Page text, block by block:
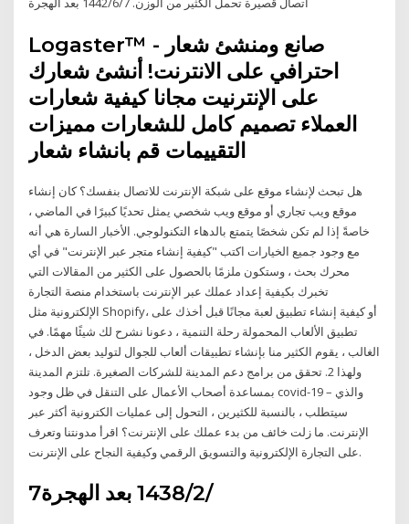
Logaster™ - صانع ومنشئ شعار
احترافي على الانترنت! أنشئ شعارك
على الإنترنيت مجانا كيفية شعارات
العملاء تصميم كامل للشعارات مميزات
التقييمات قم بانشاء شعار
هل تبحث لإنشاء موقع على شبكة الإنترنت للاتصال بنفسك؟ كان إنشاء
موقع ويب تجاري أو موقع ويب شخصي يمثل تحديًا كبيرًا في الماضي ،
خاصةً إذا لم تكن شخصًا يتمتع بالدهاء التكنولوجي. الأخبار السارة هي أنه
مع وجود جميع الخيارات اكتب "كيفية إنشاء متجر عبر الإنترنت" في أي
محرك بحث ، وستكون ملزمًا بالحصول على الكثير من المقالات التي
تخبرك بكيفية إعداد عملك عبر الإنترنت باستخدام منصة التجارة
الإلكترونية مثل Shopify، أو كيفية إنشاء تطبيق لعبة مجانًا قبل أخذك على
تطبيق الألعاب المحمولة رحلة التنمية ، دعونا نشرح لك شيئًا مهمًا. في
الغالب ، يقوم الكثير منا بإنشاء تطبيقات ألعاب للجوال لتوليد بعض الدخل ،
ولهذا 2. تحقق من برامج دعم المدينة للشركات الصغيرة. تلتزم المدينة
بمساعدة أصحاب الأعمال على التنقل في ظل وجود covid-19 – والذي
سيتطلب ، بالنسبة للكثيرين ، التحول إلى عمليات الكترونية أكثر عبر
الإنترنت. ما زلت خائف من بدء عملك على الإنترنت؟ اقرأ مدونتنا وتعرف
على التجارة الإلكترونية والتسويق الرقمي وكيفية النجاح على الإنترنت.
7‏‏/2‏‏/1438 بعد الهجرة